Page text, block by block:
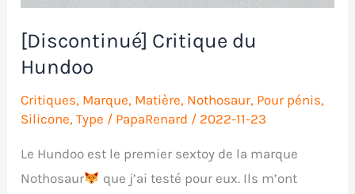
[Discontinué] Critique du
Hundoo
Critiques, Marque, Matière, Nothosaur, Pour pénis,
Silicone,Type / PapaRenard / 2022-11-23
Le Hundoo est le premier sextoy de la marque
Nothosaur
que j’ai testé pour eux. Ils m’ont